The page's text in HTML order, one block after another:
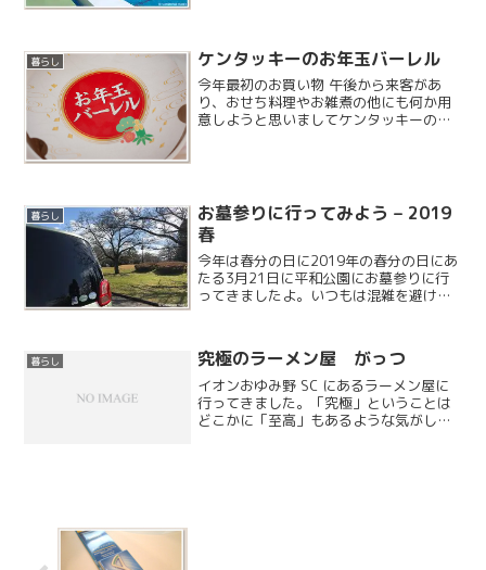
暮らし ケンタッキーのお年玉バーレル
今年最初のお買い物 午後から来客があ
り、おせち料理やお雑煮の他にも何か用
意しようと思いましてケンタッキーのお
暮らし
お墓参りに行ってみよう – 2019
春
今年は春分の日に2019年の春分の日にあ
たる3月21日に平和公園にお墓参りに行
ってきましたよ。いつもは混雑を避けて
ないと思って行ってみました。結果は大
混雑でした……
暮らし 究極のラーメン屋 がっつ
イオンおゆみ野 SC にあるラーメン屋に
行ってきました。「究極」ということは
どこかに「至高」もあるような気がしま